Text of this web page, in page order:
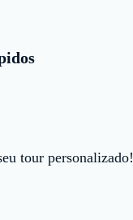
tour personalizado!